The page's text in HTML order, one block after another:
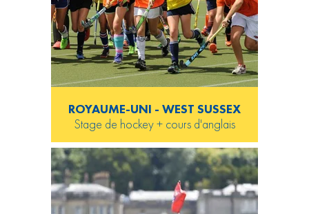
ROYAUME-UNI - WEST SUSSEX
Stage de hockey + cours d'anglais